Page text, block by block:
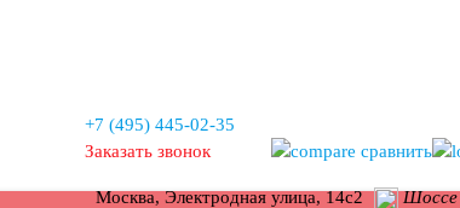
+7 (495) 445-02-35
Заказать звонок
сравнить
Москва, Электродная улица, 14с2
Шоссе